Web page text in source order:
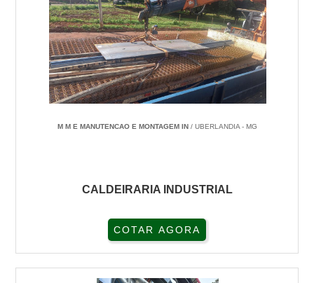
M M E MANUTENCAO E MONTAGEM IN/ UBERLANDIA - MG
CALDEIRARIA INDUSTRIAL
COTAR AGORA